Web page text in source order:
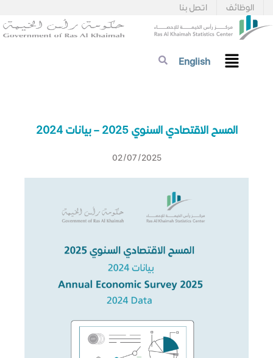
اتصل بنا الوظائف
English
المسح الاقتصادي السنوي 2025 – بيانات 2024
02/07/2025